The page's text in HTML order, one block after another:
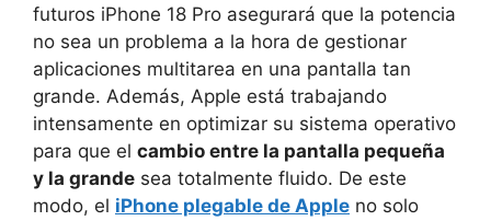
futuros iPhone 18 Pro asegurará que la potencia
no sea un problema a la hora de gestionar
aplicaciones multitarea en una pantalla tan
grande. Además, Apple está trabajando
intensamente en optimizar su sistema operativo
para que el cambio entre la pantalla pequeña
y la grande sea totalmente fluido. De este
modo, el iPhone plegable de Apple no solo